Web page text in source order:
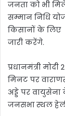
जनता को भी
सम्मान निधि
किसानों के लिए
जारी करेंगे.
प्रधानमंत्री
मिनट पर
अड्डे पर
जनसभा स्थल